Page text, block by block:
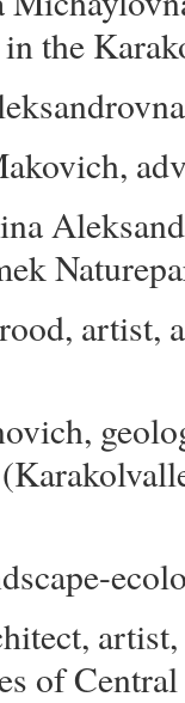
the
artist,
of